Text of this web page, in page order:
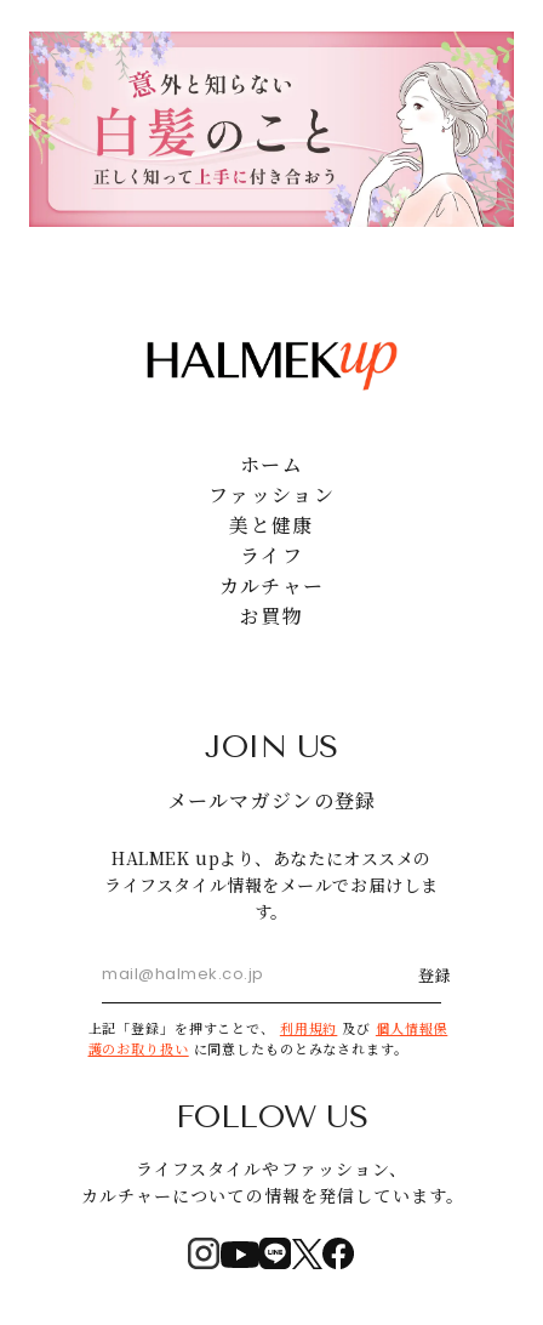
ホーム
ファッション
美と健康
ライフ
カルチャー
お買物
JOIN US
メールマガジンの登録
HALMEK upより、あなたにオススメの
ライフスタイル情報をメールでお届けしま
す。
登録
上記「登録」を押すことで、 利用規約 及び 個人情報保
護のお取り扱い に同意したものとみなされます。
FOLLOW US
ライフスタイルやファッション、
カルチャーについての情報を発信しています。